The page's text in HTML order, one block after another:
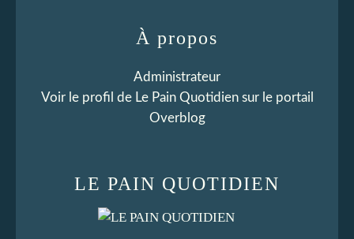
LE PAIN QUOTIDIEN
À propos
Administrateur
Voir le profil de Le Pain Quotidiensur le portail
Overblog